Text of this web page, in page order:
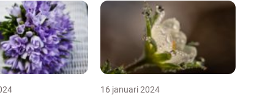
16 januari 2024